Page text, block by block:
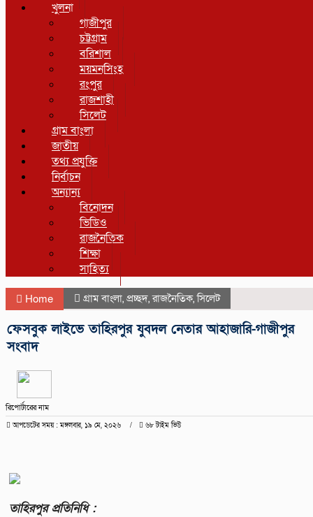
খুলনা
গাজীপুর
চট্টগ্রাম
বরিশাল
ময়মনসিংহ
রংপুর
রাজশাহী
সিলেট
গ্রাম বাংলা
জাতীয়
তথ্য প্রযুক্তি
নির্বাচন
অন্যান্য
বিনোদন
ভিডিও
রাজনৈতিক
শিক্ষা
সাহিত্য
Home গ্রাম বাংলা, প্রচ্ছদ,রাজনৈতিক,সিলেট
ফেসবুক লাইভে তাহিরপুর যুবদল নেতার আহাজারি-গাজীপুর
সংবাদ
রিপোর্টারের নাম
আপডেটের সময় : মঙ্গলবার, ১৯ মে, ২০২৬ ৬৮ টাইম ভিউ
তাহিরপুর প্রতিনিধি :